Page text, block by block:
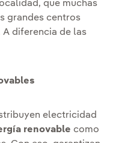
que muchas
grandes centros
A diferencia de las
electricidad
renovable como